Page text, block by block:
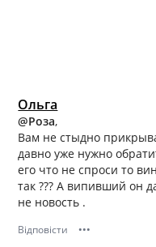
Ольга
@Роза,
Вам не стыдно
давно уже нужно
его что не спроси то
так ??? А випивший он
не новость .
Відповісти •••